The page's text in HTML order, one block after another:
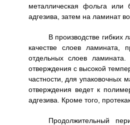
металлическая фольга или
адгезива, затем на ламинат
В производстве
качестве слоев ламината,
отдельных слоев
отверждения с высокой
частности, для упаковочных
отверждения ведет к
адгезива. Кроме того,
Продолжительный